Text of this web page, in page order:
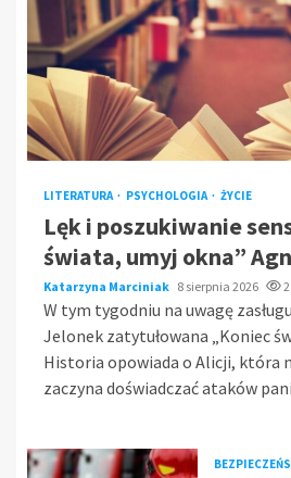
LITERATURA PSYCHOLOGIA ŻYCIE
Lęk i poszukiwanie
świata, umyj okna”
Katarzyna Marciniak 8 sierpnia 2026
W tym tygodniu na uwagę
Jelonek zatytułowana „Koniec
Historia opowiada o Alicji, która
zaczyna doświadczać ataków